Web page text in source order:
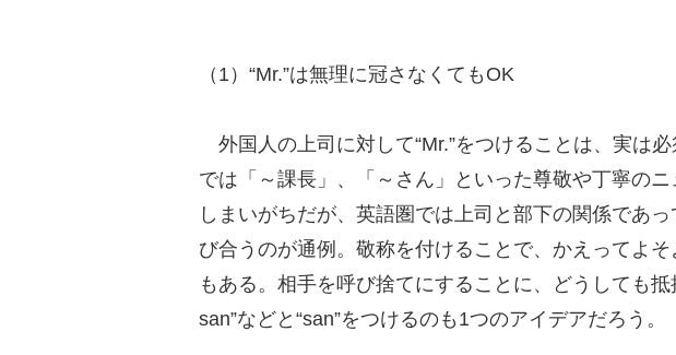
（1）“Mr.”は無理に冠さなくてもOK
外国人の上司に対して“Mr.”をつけることは、実は
では「～課長」、「～さん」といった尊敬や丁寧の
しまいがちだが、英語圏では上司と部下の関係であ
び合うのが通例。敬称を付けることで、かえってよ
もある。相手を呼び捨てにすることに、どうしても
san”などと“san”をつけるのも1つのアイデアだろう。